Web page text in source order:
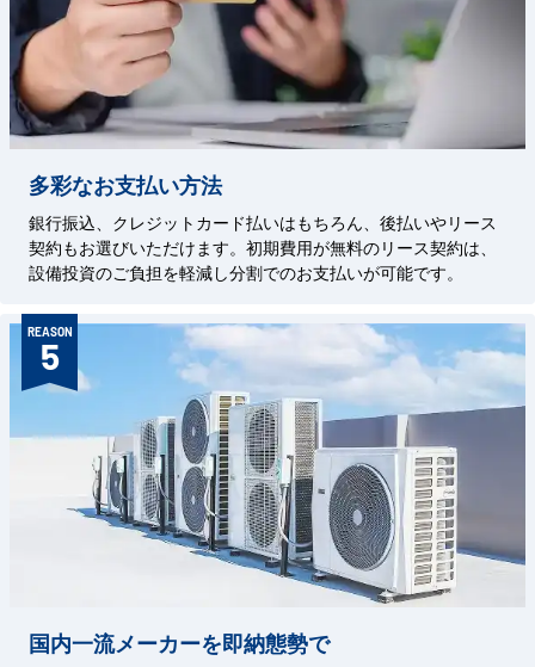
多彩なお支払い方法
銀行振込、クレジットカード払いはもちろん、後払いやリース
契約もお選びいただけます。初期費用が無料のリース契約は、
設備投資のご負担を軽減し分割でのお支払いが可能です。
REASON
5
国内一流メーカーを即納態勢で